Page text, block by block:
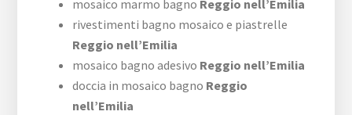
mosaico marmo bagno Reggio nell’Emilia
rivestimenti bagno mosaico e piastrelle
Reggio nell’Emilia
mosaico bagno adesivo Reggio nell’Emilia
doccia in mosaico bagno Reggio
nell’Emilia